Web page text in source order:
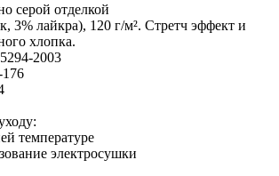
серой отделкой
3% лайкра), 120 г/м². Стретч эффект и
хлопка.
2003
176
температуре
электросушки